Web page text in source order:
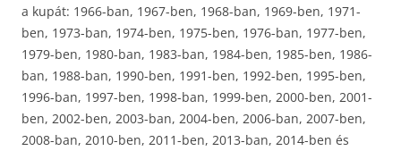
a kupát: 1966-ban, 1967-ben, 1968-ban, 1969-ben, 1971-
ben, 1973-ban, 1974-ben, 1975-ben, 1976-ban, 1977-ben,
1979-ben, 1980-ban, 1983-ban, 1984-ben, 1985-ben, 1986-
ban, 1988-ban, 1990-ben, 1991-ben, 1992-ben, 1995-ben,
1996-ban, 1997-ben, 1998-ban, 1999-ben, 2000-ben, 2001-
ben, 2002-ben, 2003-ban, 2004-ben, 2006-ban, 2007-ben,
2008-ban, 2010-ben, 2011-ben, 2013-ban, 2014-ben és